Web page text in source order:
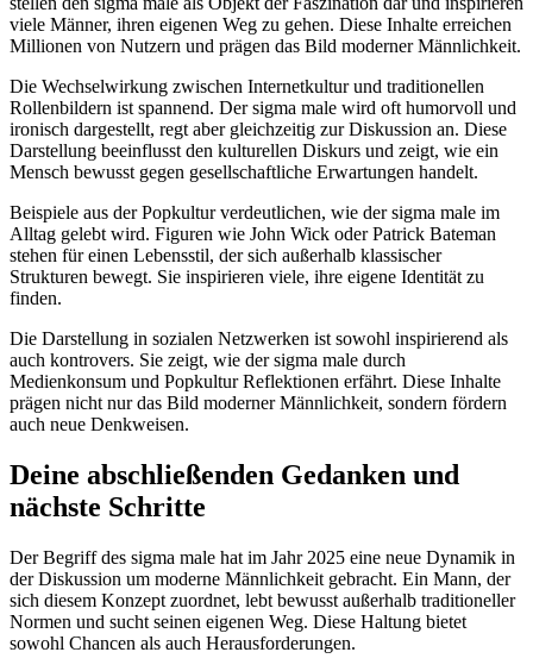
viele Männer, ihren eigenen Weg zu gehen. Diese Inhalte erreichen
Millionen von Nutzern und prägen das Bild moderner Männlichkeit.
Die Wechselwirkung zwischen Internetkultur und traditionellen
Rollenbildern ist spannend. Der sigma male wird oft humorvoll und
ironisch dargestellt, regt aber gleichzeitig zur Diskussion an. Diese
Darstellung beeinflusst den kulturellen Diskurs und zeigt, wie ein
Mensch bewusst gegen gesellschaftliche Erwartungen handelt.
Beispiele aus der Popkultur verdeutlichen, wie der sigma male im
Alltag gelebt wird. Figuren wie John Wick oder Patrick Bateman
stehen für einen Lebensstil, der sich außerhalb klassischer
Strukturen bewegt. Sie inspirieren viele, ihre eigene Identität zu
finden.
Die Darstellung in sozialen Netzwerken ist sowohl inspirierend als
auch kontrovers. Sie zeigt, wie der sigma male durch
Medienkonsum und Popkultur Reflektionen erfährt. Diese Inhalte
prägen nicht nur das Bild moderner Männlichkeit, sondern fördern
auch neue Denkweisen.
Deine abschließenden Gedanken und
nächste Schritte
Der Begriff des sigma male hat im Jahr 2025 eine neue Dynamik in
der Diskussion um moderne Männlichkeit gebracht. Ein Mann, der
sich diesem Konzept zuordnet, lebt bewusst außerhalb traditioneller
Normen und sucht seinen eigenen Weg. Diese Haltung bietet
sowohl Chancen als auch Herausforderungen.